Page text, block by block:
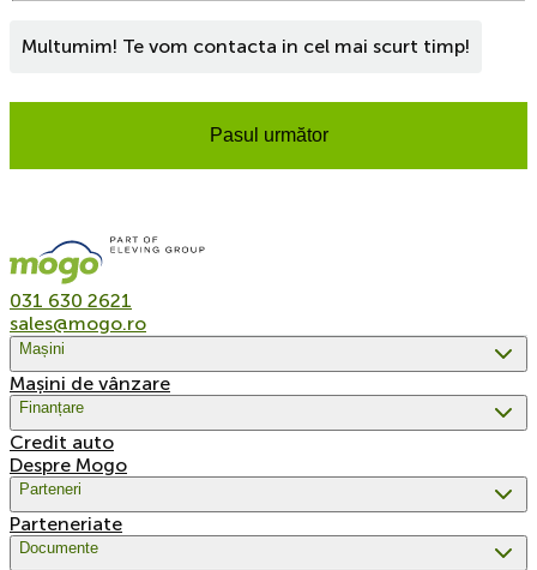
Multumim! Te vom contacta in cel mai scurt timp!
Pasul următor
031 630 2621
sales@mogo.ro
Mașini
Mașini de vânzare
Finanțare
Credit auto
Despre Mogo
Parteneri
Parteneriate
Documente